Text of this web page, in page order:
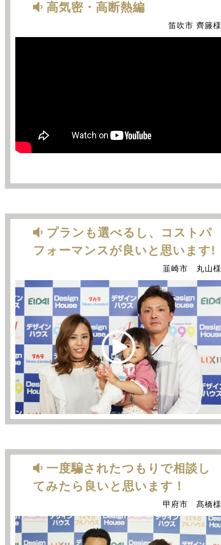
高気密・高断熱編
笛吹市 齊籐様
プランも選べるし、コストパ
フォーマンスが良いと思います!
韮崎市 丸山様
一度騙されたつもりで相談し
てみたら良いと思います！
甲府市 髙橋様